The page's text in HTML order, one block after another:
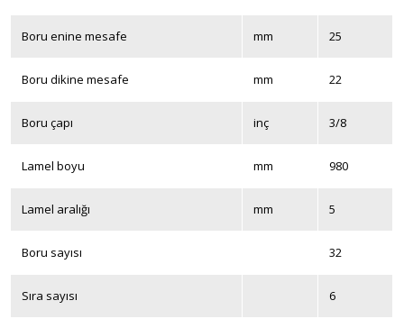
Boru enine mesafe mm 25
Boru dikine mesafe mm 22
Boru çapı inç 3/8
Lamel boyu mm 980
Lamel aralığı mm 5
Boru sayısı 32
Sıra sayısı 6